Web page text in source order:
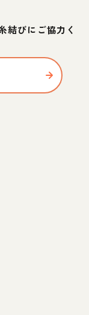
結びにご協力く